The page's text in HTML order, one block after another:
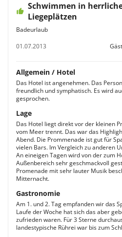
Schwimmen in
Liegeplätzen
Badeurlaub
01.07.2013
Allgemein / Hotel
Das Hotel ist angenehmen. Das
freundlich und symphatisch. Es wird
gesprochen.
Lage
Das Hotel liegt direkt vor der kleinen
vom Meer trennt. Das war das
Abend. Die Prommenade ist gut für
vielen Bars. Im Vergleich zu anderen
An eineigen Tagen wird von der zum
Außenbereich sehr geschmackvoll
Promenade mit sehr lauter Musik
Mitternacht.
Gastronomie
Am 1. und 2. Tag empfanden wir das
Laufe der Woche hat sich das aber
zufrieden waren. Für 3 Sterne
landestypische Rührei war bis zum